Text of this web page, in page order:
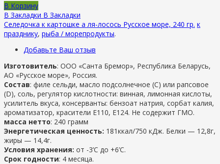
В Корзину
В Закладки В Закладки
Селедочка к картошке а ля-лосось Русское море, 240 гр. к
празднику, рыба / морепродукты.
Добавьте Ваш отзыв
Изготовитель: ООО «Санта Бремор», Республика Беларусь,
АО «Русское море», Россия.
Состав: филе сельди, масло подсолнечное (С) или рапсовое
(D), соль, регулятор кислотности: винная, лимонная кислоты,
усилитель вкуса, консерванты: бензоат натрия, сорбат калия,
ароматизатор, красители Е110, Е124. Не содержит ГМО.
масса нетто: 240 грамм
Энергетическая ценность: 181ккал/750 кДж. Белки — 12,8г,
жиры — 14,4г.
Условия хранения: от -3’C до +6’C.
Срок годности: 4 месяца.